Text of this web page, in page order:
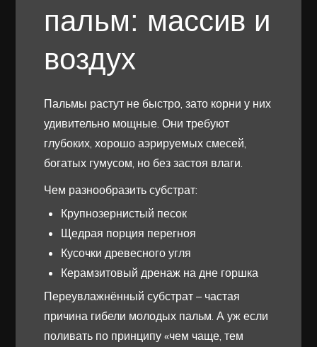
пальм: массив и
воздух
Пальмы растут не быстро, зато корни у них
удивительно мощные. Они требуют
глубоких, хорошо аэрируемых смесей,
богатых гумусом, но без застоя влаги.
Чем разнообразить субстрат:
Крупнозернистый песок
Щедрая порция перегноя
Кусочки древесного угля
Керамзитовый дренаж на дне горшка
Переувлажнённый субстрат – частая
причина гибели молодых пальм. А уж если
поливать по принципу «чем чаще, тем